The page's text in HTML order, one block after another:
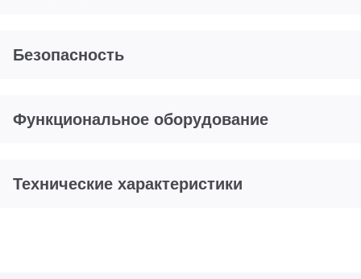
Безопасность
Функциональное оборудование
Технические характеристики